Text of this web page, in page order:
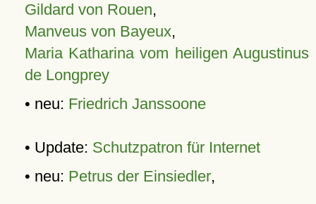
Gildard von Rouen,
Manveus von Bayeux,
Maria Katharina vom heiligen Augustinus
de Longprey
• neu: Friedrich Janssoone
• Update: Schutzpatron für Internet
• neu: Petrus der Einsiedler,